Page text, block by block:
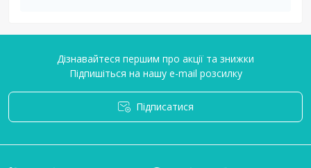
Дізнавайтеся першим про акції та знижки
Підпишіться на нашу e-mail розсилку
Підписатися